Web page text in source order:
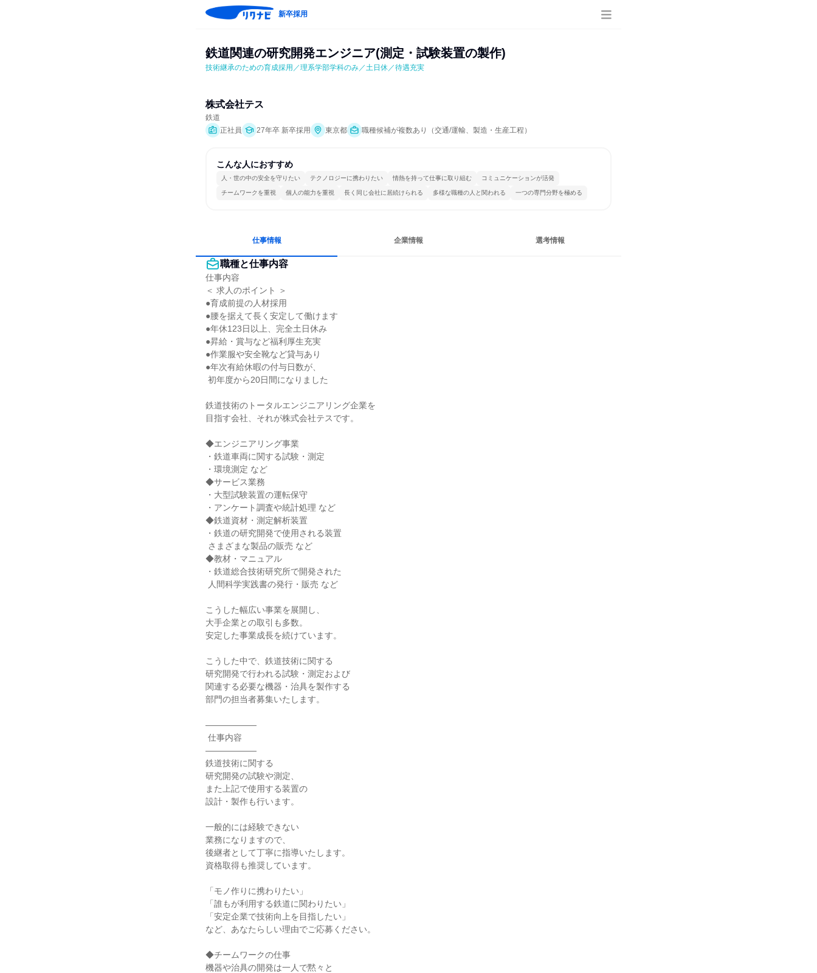
新卒採用
鉄道関連の研究開発エンジニア(測定・試験装置の製作)
技術継承のための育成採用／理系学部学科のみ／土日休／待遇充実
株式会社テス
鉄道
正社員
27年卒 新卒採用 東京都 職種候補が複数あり（交通/運輸、製造・生産工程）
こんな人におすすめ
人・世の中の安全を守りたい テクノロジーに携わりたい 情熱を持って仕事に取り組む コミュニケーションが活発
チームワークを重視 個人の能力を重視 長く同じ会社に居続けられる 多様な職種の人と関われる 一つの専門分野を極める
仕事情報 企業情報 選考情報
職種と仕事内容
仕事内容
＜ 求人のポイント ＞
●育成前提の人材採用
●腰を据えて長く安定して働けます
●年休123日以上、完全土日休み
●昇給・賞与など福利厚生充実
●作業服や安全靴など貸与あり
●年次有給休暇の付与日数が、
鉄道技術のトータルエンジニアリング企業を
目指す会社、それが株式会社テスです。
◆エンジニアリング事業
・鉄道車両に関する試験・測定
・環境測定 など
◆サービス業務
・大型試験装置の運転保守
・アンケート調査や統計処理 など
◆鉄道資材・測定解析装置
・鉄道の研究開発で使用される装置
◆教材・マニュアル
・鉄道総合技術研究所で開発された
こうした幅広い事業を展開し、
大手企業との取引も多数。
安定した事業成長を続けています。
こうした中で、鉄道技術に関する
研究開発で行われる試験・測定および
関連する必要な機器・治具を製作する
部門の担当者募集いたします。
――――――
――――――
鉄道技術に関する
研究開発の試験や測定、
また上記で使用する装置の
設計・製作も行います。
一般的には経験できない
業務になりますので、
後継者として丁寧に指導いたします。
資格取得も推奨しています。
「モノ作りに携わりたい」
「誰もが利用する鉄道に関わりたい」
「安定企業で技術向上を目指したい」
など、あなたらしい理由でご応募ください。
◆チームワークの仕事
機器や治具の開発は一人で黙々と